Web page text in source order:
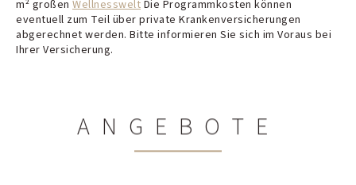
m² großen Wellnesswelt Die Programmkosten können
eventuell zum Teil über private Krankenversicherungen
abgerechnet werden. Bitte informieren Sie sich im Voraus bei
Ihrer Versicherung.
ANGEBOTE